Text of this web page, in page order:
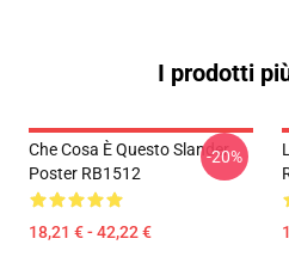
I prodotti
Che Cosa È Questo Slander
Poster RB1512
18,21 € - 42,22 €
-20%